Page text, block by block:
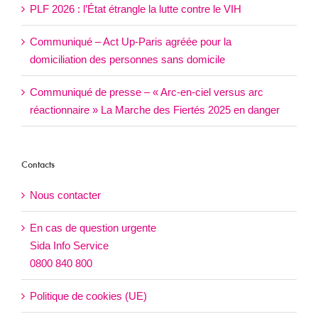
PLF 2026 : l’État étrangle la lutte contre le VIH
Communiqué – Act Up-Paris agréée pour la
domiciliation des personnes sans domicile
Communiqué de presse – « Arc-en-ciel versus arc
réactionnaire » La Marche des Fiertés 2025 en danger
Contacts
Nous contacter
En cas de question urgente
Sida Info Service
0800 840 800
Politique de cookies (UE)